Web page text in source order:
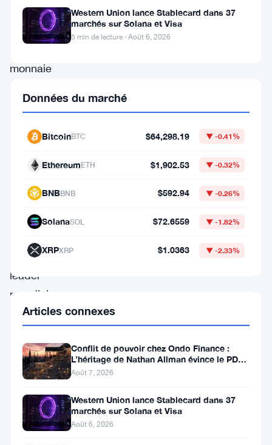
monnaie
stablecoin
USDC.
que
leader
mondial
technologie
financière,
exploité
Western Union lance Stablecard dans 37
marchés sur Solana et Visa
5 min de lecture · Août 6, 2026
Données du marché
BitcoinBTC $64,298.19 ▼ -0.41%
EthereumETH $1,902.53 ▼ -0.32%
BNBBNB $592.94 ▼ -0.26%
SolanaSOL $72.6559 ▼ -1.82%
XRPXRP $1.0363 ▼ -2.33%
Articles connexes
Conflit de pouvoir chez Ondo Finance :
L’héritage de Nathan Allman évince le PDG
Ian De Bode le 24 juillet
Août 7, 2026
Western Union lance Stablecard dans 37
marchés sur Solana et Visa
Août 6, 2026